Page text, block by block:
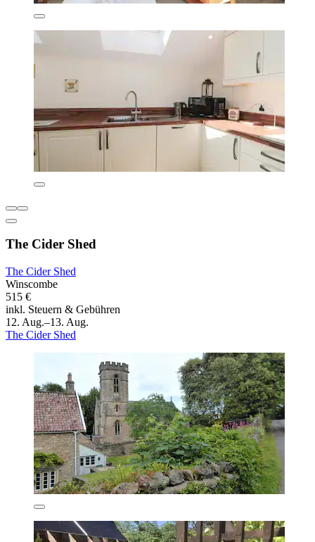
The Cider Shed
The Cider Shed
Winscombe
515 €
inkl. Steuern & Gebühren
12. Aug.–13. Aug.
The Cider Shed